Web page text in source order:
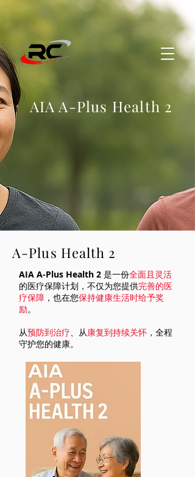
AIA A-Plus Health 2
A-Plus Health 2
AIA A-Plus Health 2 是一份全面且灵活
的医疗保障计划，不仅为您提供完善的医
疗保障 ，也在您保持健康生活时给予奖
励。
从预防到治疗、从康复到持续关怀 ，全程
守护您的健康。